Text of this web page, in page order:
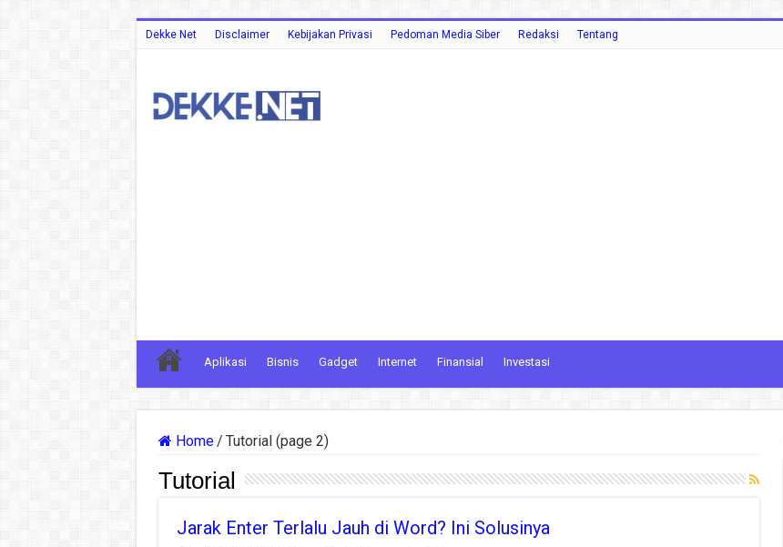
Dekke Net Disclaimer Kebijakan Privasi Pedoman Media Siber Redaksi Tentang
Aplikasi Bisnis Gadget Internet Finansial Investasi
Home/ Tutorial (page 2)
Tutorial
Jarak Enter Terlalu Jauh di Word? Ini Solusinya